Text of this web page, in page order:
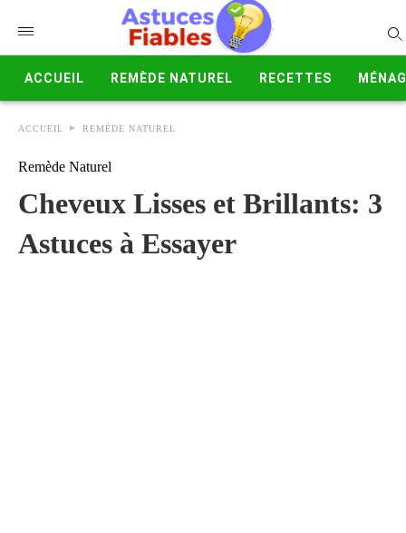
ACCUEIL REMÈDE NATUREL RECETTES
ACCUEIL REMÈDE NATUREL
Remède Naturel
Cheveux Lisses et Brillants: 3
Astuces à Essayer